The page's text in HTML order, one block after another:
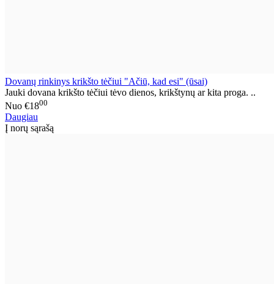
Dovanų rinkinys krikšto tėčiui "Ačiū, kad esi" (ūsai)
Jauki dovana krikšto tėčiui tėvo dienos, krikštynų ar kita proga. ..
Nuo €1800
Daugiau
Į norų sąrašą